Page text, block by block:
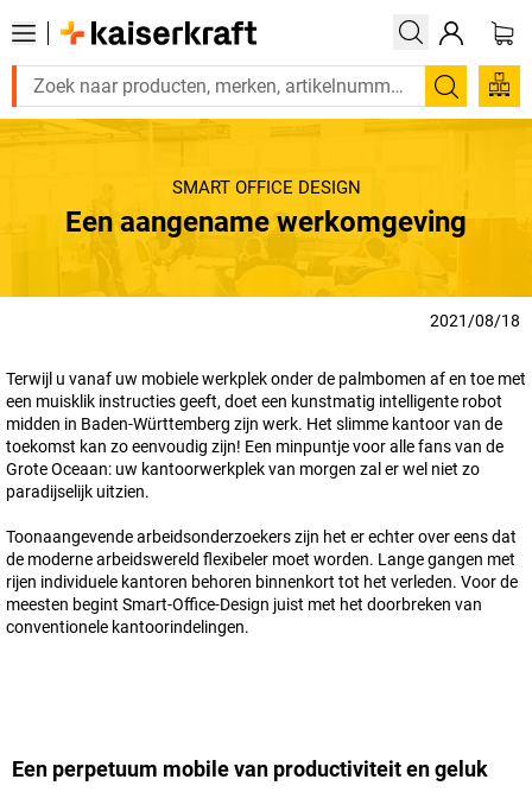
Zoeken
SMART OFFICE DESIGN
Een aangename werkomgeving
2021/08/18
Terwijl u vanaf uw mobiele werkplek onder de palmbomen af en toe met
een muisklik instructies geeft, doet een kunstmatig intelligente robot
midden in Baden-Württemberg zijn werk. Het slimme kantoor van de
toekomst kan zo eenvoudig zijn! Een minpuntje voor alle fans van de
Grote Oceaan: uw kantoorwerkplek van morgen zal er wel niet zo
paradijselijk uitzien.
Toonaangevende arbeidsonderzoekers zijn het er echter over eens dat
de moderne arbeidswereld flexibeler moet worden. Lange gangen met
rijen individuele kantoren behoren binnenkort tot het verleden. Voor de
meesten begint Smart-Office-Design juist met het doorbreken van
conventionele kantoorindelingen.
Een perpetuum mobile van productiviteit en geluk